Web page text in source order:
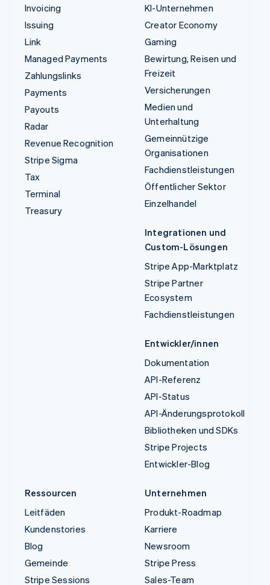
Invoicing
Issuing
Link
Managed Payments
Zahlungslinks
Payments
Payouts
Radar
Revenue Recognition
Stripe Sigma
Tax
Terminal
Treasury
KI-Unternehmen
Creator Economy
Gaming
Bewirtung, Reisen und
Freizeit
Versicherungen
Medien und
Unterhaltung
Gemeinnützige
Organisationen
Fachdienstleistungen
Öffentlicher Sektor
Einzelhandel
Integrationen und
Custom-Lösungen
Stripe App-Marktplatz
Stripe Partner
Ecosystem
Fachdienstleistungen
Entwickler/innen
Dokumentation
API-Referenz
API-Status
API-Änderungsprotokoll
Bibliotheken und SDKs
Stripe Projects
Entwickler-Blog
Ressourcen
Leitfäden
Kundenstories
Blog
Gemeinde
Stripe Sessions
Unternehmen
Produkt-Roadmap
Karriere
Newsroom
Stripe Press
Sales-Team